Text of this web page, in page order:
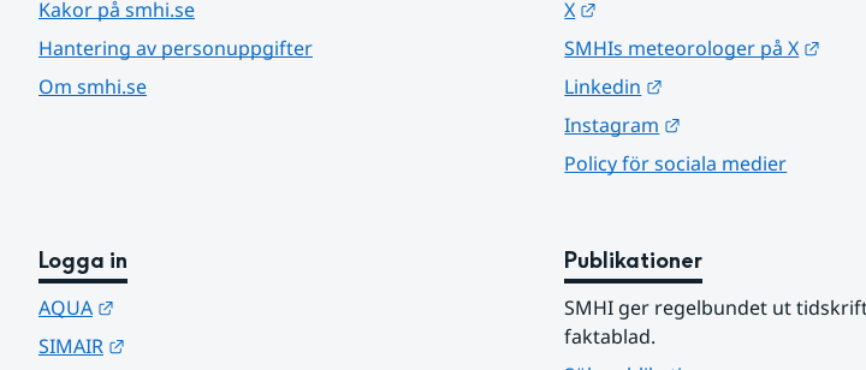
Kakor på smhi.se
Hantering av personuppgifter
Om smhi.se
X
SMHIs meteorologer på X
Linkedin
Instagram
Policy för sociala medier
Logga in
AQUA
SIMAIR
Publikationer
SMHI ger regelbundet ut
faktablad.